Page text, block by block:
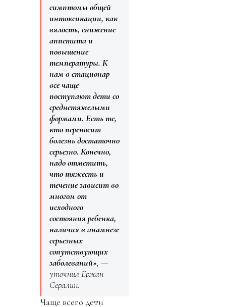
симптомы общей
интоксикации, как
вялость, снижение
аппетита и
повышение
температуры. К
нам в стационар
все чаще
поступают дети со
среднетяжелыми
формами. Есть те,
кто переносит
болезнь достаточно
серьезно. Конечно,
надо отметить,
что тяжесть и
течение зависит во
многом от
исходного
состояния ребенка,
наличия в анамнезе
серьезных
сопутствующих
заболеваний», —
уточнил Ержан
Сералин.
Чаще всего дети